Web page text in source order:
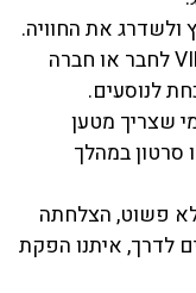
את החוויה.
הסעה למסיבה במיניבוס מרצדס VIP לחבר או חברה
לנוסעים.
שצריך מטען
סרטון במהלך
פשוט, הצלחתה
לדרך, איתנו הפקת